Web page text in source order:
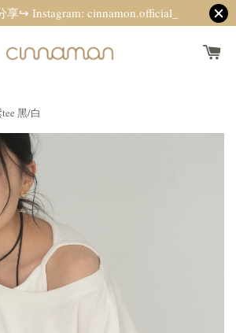
↪ Instagram: cinnamon.official_
黑/白